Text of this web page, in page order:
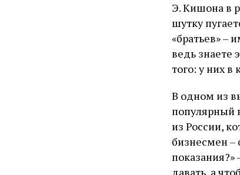
Э. Кишона в
шутку
«братьев» –
ведь знаете
того: у них
В одном из
популярный
из России,
бизнесмен –
показания?»